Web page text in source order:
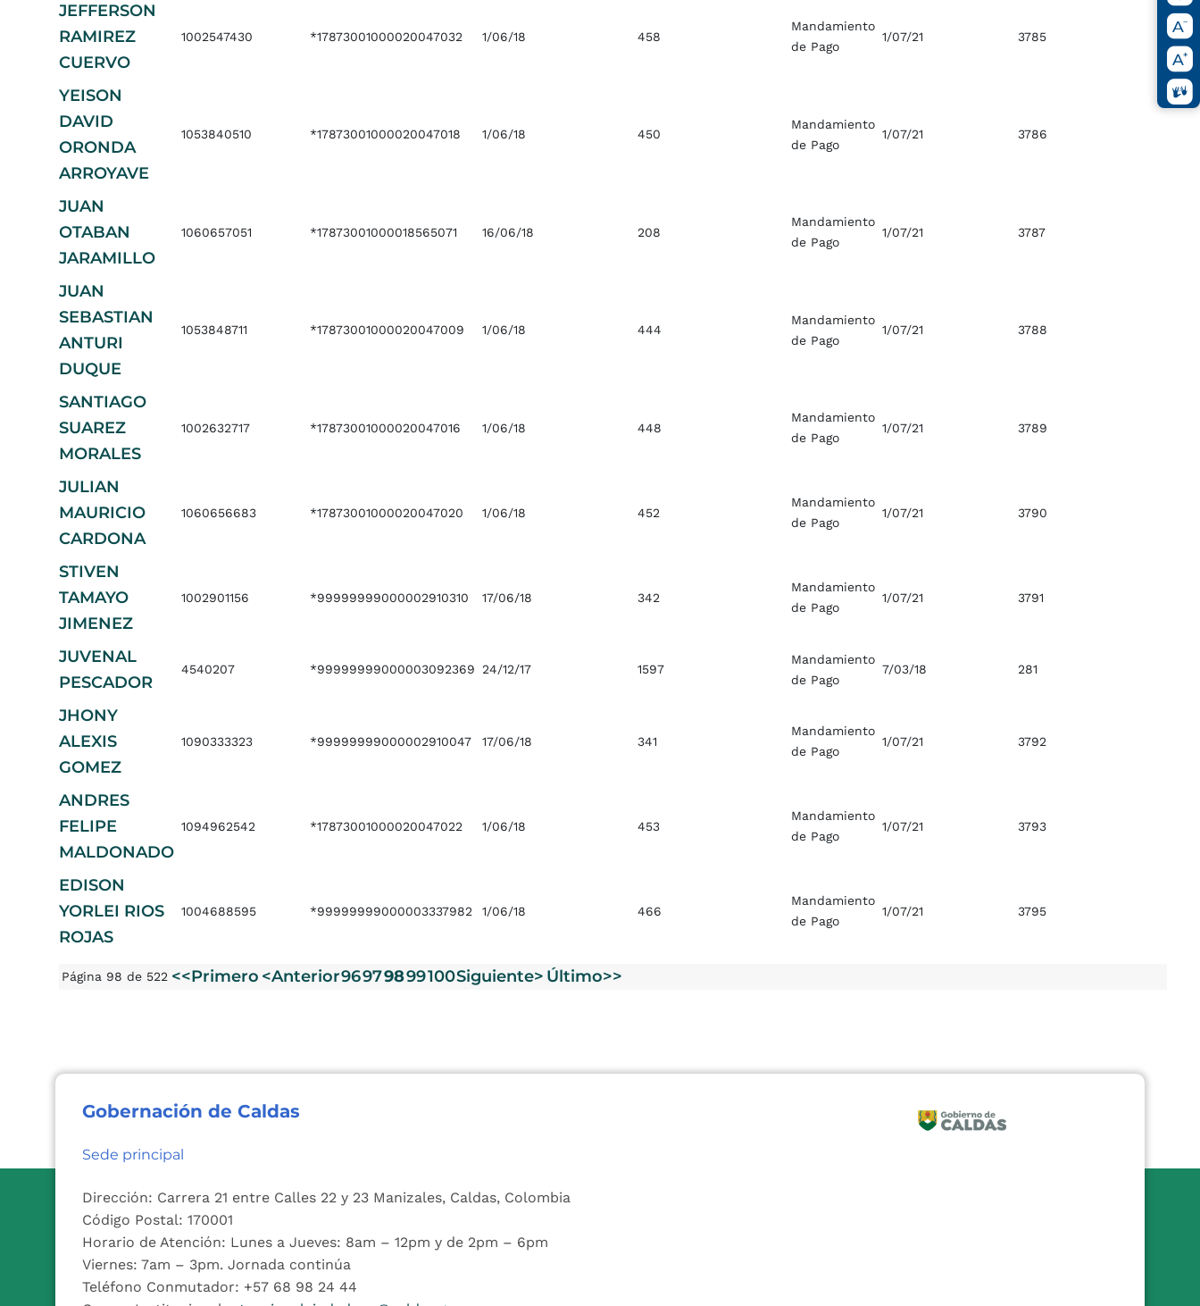
JEFFERSON
RAMIREZ
CUERVO
1002547430 *17873001000020047032 1/06/18 458
Mandamiento
de Pago
1/07/21 3785
YEISON
DAVID
ORONDA
ARROYAVE
1053840510 *17873001000020047018 1/06/18 450
Mandamiento
de Pago
1/07/21 3786
JUAN
OTABAN
JARAMILLO
1060657051 *17873001000018565071 16/06/18 208
Mandamiento
de Pago
1/07/21 3787
JUAN
SEBASTIAN
ANTURI
DUQUE
1053848711 *17873001000020047009 1/06/18 444
Mandamiento
de Pago
1/07/21 3788
SANTIAGO
SUAREZ
MORALES
1002632717 *17873001000020047016 1/06/18 448
Mandamiento
de Pago
1/07/21 3789
JULIAN
MAURICIO
CARDONA
1060656683 *17873001000020047020 1/06/18 452
Mandamiento
de Pago
1/07/21 3790
STIVEN
TAMAYO
JIMENEZ
1002901156 *99999999000002910310 17/06/18 342
Mandamiento
de Pago
1/07/21 3791
JUVENAL
PESCADOR
4540207 *99999999000003092369 24/12/17 1597
Mandamiento
de Pago
7/03/18 281
JHONY
ALEXIS
GOMEZ
1090333323 *99999999000002910047 17/06/18 341
Mandamiento
de Pago
1/07/21 3792
ANDRES
FELIPE
MALDONADO
1094962542 *17873001000020047022 1/06/18 453
Mandamiento
de Pago
1/07/21 3793
EDISON
YORLEI RIOS
ROJAS
1004688595 *99999999000003337982 1/06/18 466
Mandamiento
de Pago
1/07/21 3795
Página 98 de 522 <<Primero <Anterior96979899100Siguiente> Último>>
Gobernación de Caldas
Sede principal
Dirección: Carrera 21 entre Calles 22 y 23 Manizales, Caldas, Colombia
Código Postal: 170001
Horario de Atención: Lunes a Jueves: 8am – 12pm y de 2pm – 6pm
Viernes: 7am – 3pm. Jornada continúa
Teléfono Conmutador: +57 68 98 24 44